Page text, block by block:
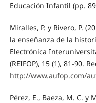
Educación Infantil (pp.
Miralles, P. y Rivero, P.
la enseñanza de la
Electrónica
(REIFOP), 15 (1), 81-90.
http://www.aufop.com/
Pérez, E., Baeza, M. C. y